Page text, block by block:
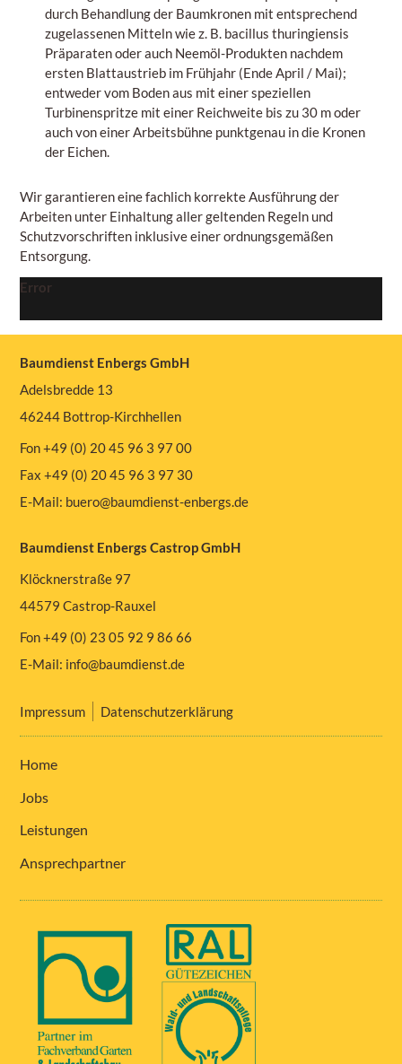
durch Behandlung der Baumkronen mit entsprechend
zugelassenen Mitteln wie z. B. bacillus thuringiensis
Präparaten oder auch Neemöl-Produkten nachdem
ersten Blattaustrieb im Frühjahr (Ende April / Mai);
entweder vom Boden aus mit einer speziellen
Turbinenspritze mit einer Reichweite bis zu 30 m oder
auch von einer Arbeitsbühne punktgenau in die Kronen
der Eichen.
Wir garantieren eine fachlich korrekte Ausführung der
Arbeiten unter Einhaltung aller geltenden Regeln und
Schutzvorschriften inklusive einer ordnungsgemäßen
Entsorgung.
Error
Baumdienst Enbergs GmbH
Adelsbredde 13
46244 Bottrop-Kirchhellen
Fon +49 (0) 20 45 96 3 97 00
Fax +49 (0) 20 45 96 3 97 30
E-Mail: buero@baumdienst-enbergs.de
Baumdienst Enbergs Castrop GmbH
Klöcknerstraße 97
44579 Castrop-Rauxel
Fon +49 (0) 23 05 92 9 86 66
E-Mail: info@baumdienst.de
Impressum Datenschutzerklärung
Home
Jobs
Leistungen
Ansprechpartner